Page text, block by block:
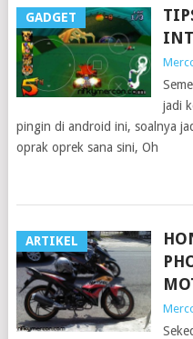
GADGET
jadi
pingin di android ini, soalnya
oprak oprek sana sini, Oh
ARTIKEL